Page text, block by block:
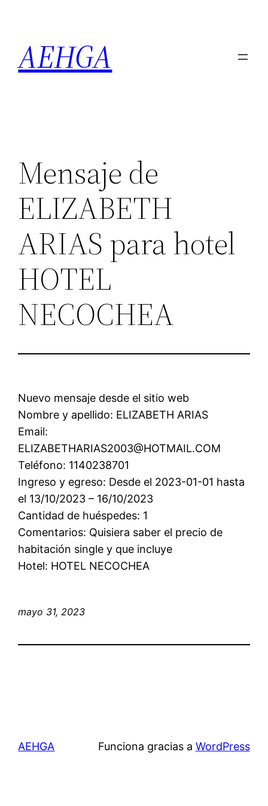
contenido
AEHGA
Mensaje de
ELIZABETH
ARIAS para hotel
HOTEL
NECOCHEA
Nuevo mensaje desde el sitio web
Nombre y apellido: ELIZABETH ARIAS
Email:
ELIZABETHARIAS2003@HOTMAIL.COM
Teléfono: 1140238701
Ingreso y egreso: Desde el 2023-01-01 hasta
el 13/10/2023 – 16/10/2023
Cantidad de huéspedes: 1
Comentarios: Quisiera saber el precio de
habitación single y que incluye
Hotel: HOTEL NECOCHEA
mayo 31, 2023
AEHGA Funciona gracias a WordPress